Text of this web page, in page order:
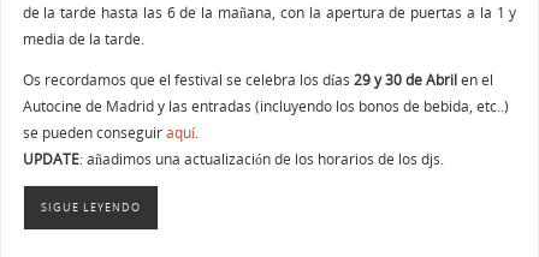
de la tarde hasta las 6 de la mañana, con la apertura de puertas a la 1 y
media de la tarde.
Os recordamos que el festival se celebra los días 29 y 30 de Abrilen el
Autocine de Madrid y las entradas (incluyendo los bonos de bebida, etc..)
se pueden conseguiraquí.
UPDATE: añadimos una actualización de los horarios de los djs.
SIGUE LEYENDO